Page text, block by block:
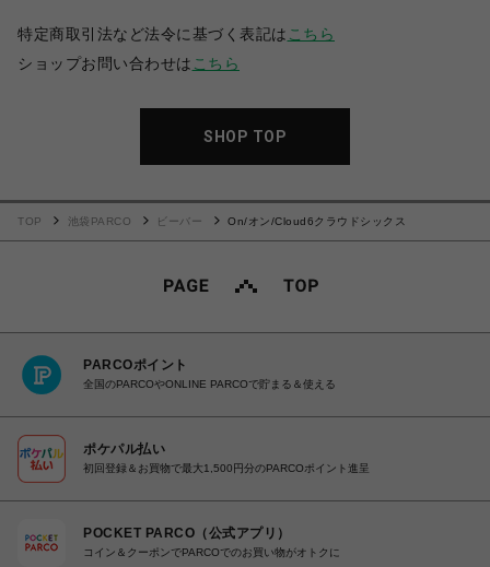
特定商取引法など法令に基づく表記は こちら
ショップお問い合わせは こちら
SHOP TOP
TOP 池袋PARCO ビーバー On/オン/Cloud6クラウドシックス
PARCOポイント
全国のPARCOやONLINE PARCOで貯まる＆使える
ポケパル払い
初回登録＆お買物で最大1,500円分のPARCOポイント進呈
POCKET PARCO（公式アプリ）
コイン＆クーポンでPARCOでのお買い物がオトクに